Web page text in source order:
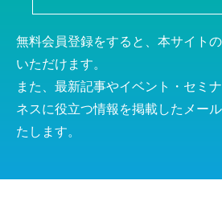
無料会員登録をすると、本サイト
いただけます。
また、最新記事やイベント・セミ
ネスに役立つ情報を掲載したメー
たします。